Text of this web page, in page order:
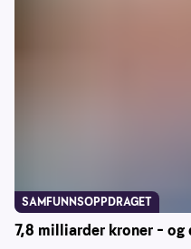
7,8 milliarder kroner –
SAMFUNNSOPPDRAGET